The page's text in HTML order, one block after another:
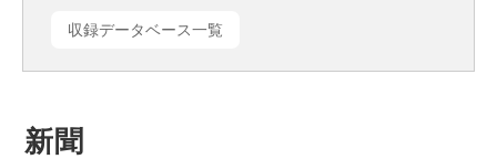
収録データベース一覧
新聞